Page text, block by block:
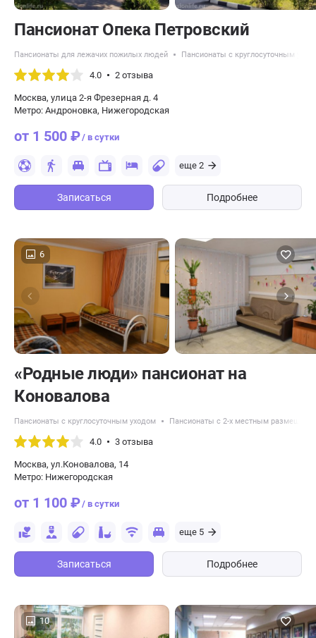
Пансионат Опека Петровский
Пансионаты для лежачих пожилых людей Пансионаты с круглосуточным
4.0 2 отзыва
Москва, улица 2-я Фрезерная д. 4
Метро: Андроновка, Нижегородская
от 1 500 ₽/ в сутки
еще 2
Записаться Подробнее
6
«Родные люди» пансионат на
Коновалова
Пансионаты с круглосуточным уходом Пансионаты с 2-х местным
4.0 3 отзыва
Москва, ул.Коновалова, 14
Метро: Нижегородская
от 1 100 ₽/ в сутки
еще 5
Записаться Подробнее
10